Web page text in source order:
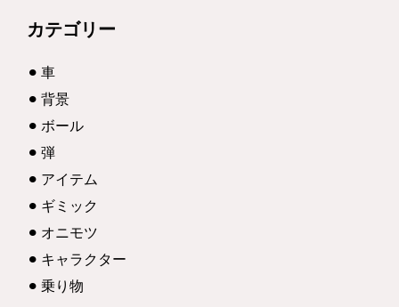
カテゴリー
車
背景
ボール
弾
アイテム
ギミック
オニモツ
キャラクター
乗り物